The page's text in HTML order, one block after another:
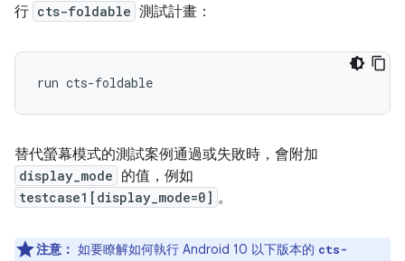
行 cts-foldable 測試計畫：
替代螢幕模式的測試案例通過或失敗時，會附加
display_mode 的值，例如
testcase1[display_mode=0] 。
注意： 如要瞭解如何執行 Android 10 以下版本的 cts-